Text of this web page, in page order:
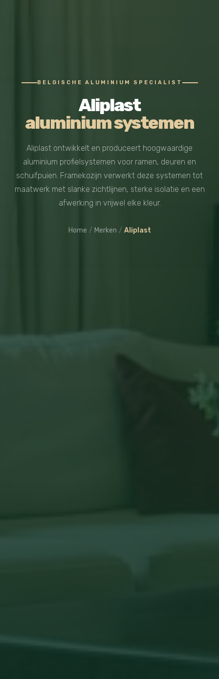
BELGISCHE ALUMINIUM SPECIALIST
Aliplast
aluminium systemen
Aliplast ontwikkelt en produceert hoogwaardige
aluminium profielsystemen voor ramen, deuren en
schuifpuien. Framekozijn verwerkt deze systemen tot
maatwerk met slanke zichtlijnen, sterke isolatie en een
afwerking in vrijwel elke kleur.
Home / Merken / Aliplast